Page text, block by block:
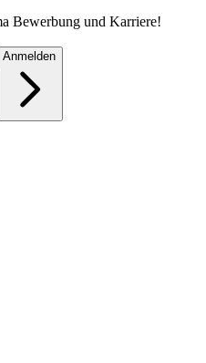
Bewerbung und Karriere!
Anmelden